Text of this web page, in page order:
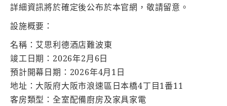
詳細資訊將於確定後公布於本官網，敬請留意。
設施概要：
名稱：艾思利德酒店難波東
竣工日期：2026年2月6日
預計開幕日期：2026年4月1日
地址：大阪府大阪市浪速區日本橋4丁目1番11
客房類型：全室配備廚房及家具家電